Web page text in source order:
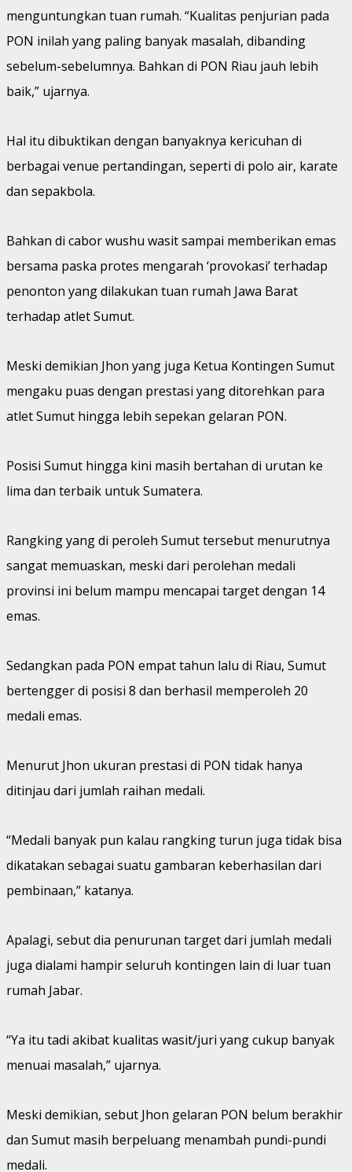
menguntungkan tuan rumah. “Kualitas penjurian pada
PON inilah yang paling banyak masalah, dibanding
sebelum-sebelumnya. Bahkan di PON Riau jauh lebih
baik,” ujarnya.
Hal itu dibuktikan dengan banyaknya kericuhan di
berbagai venue pertandingan, seperti di polo air, karate
dan sepakbola.
Bahkan di cabor wushu wasit sampai memberikan emas
bersama paska protes mengarah ‘provokasi’ terhadap
penonton yang dilakukan tuan rumah Jawa Barat
terhadap atlet Sumut.
Meski demikian Jhon yang juga Ketua Kontingen Sumut
mengaku puas dengan prestasi yang ditorehkan para
atlet Sumut hingga lebih sepekan gelaran PON.
Posisi Sumut hingga kini masih bertahan di urutan ke
lima dan terbaik untuk Sumatera.
Rangking yang di peroleh Sumut tersebut menurutnya
sangat memuaskan, meski dari perolehan medali
provinsi ini belum mampu mencapai target dengan 14
emas.
Sedangkan pada PON empat tahun lalu di Riau, Sumut
bertengger di posisi 8 dan berhasil memperoleh 20
medali emas.
Menurut Jhon ukuran prestasi di PON tidak hanya
ditinjau dari jumlah raihan medali.
“Medali banyak pun kalau rangking turun juga tidak bisa
dikatakan sebagai suatu gambaran keberhasilan dari
pembinaan,” katanya.
Apalagi, sebut dia penurunan target dari jumlah medali
juga dialami hampir seluruh kontingen lain di luar tuan
rumah Jabar.
“Ya itu tadi akibat kualitas wasit/juri yang cukup banyak
menuai masalah,” ujarnya.
Meski demikian, sebut Jhon gelaran PON belum berakhir
dan Sumut masih berpeluang menambah pundi-pundi
medali.